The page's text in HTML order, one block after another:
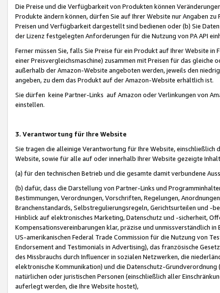
Die Preise und die Verfügbarkeit von Produkten können
Produkte ändern können, dürfen Sie auf Ihrer Website nur Angaben
Preisen und Verfügbarkeit dargestellt sind bedienen oder (b) Sie
der Lizenz festgelegten Anforderungen für die Nutzung von PA API
Ferner müssen Sie, falls Sie Preise für ein Produkt auf Ihrer Website
einer Preisvergleichsmaschine) zusammen mit Preisen für das
außerhalb der Amazon-Website angeboten werden, jeweils den
angeben, zu dem das Produkt auf der Amazon-Website erhältlich ist.
Sie dürfen keine Partner-Links auf Amazon oder Verlinkungen von
einstellen.
3. Verantwortung für Ihre Website
Sie tragen die alleinige Verantwortung für Ihre Website,
Website, sowie für alle auf oder innerhalb Ihrer Website gezeigte
(a) für den technischen Betrieb und die gesamte damit verbundene
(b) dafür, dass die Darstellung von Partner-Links und
Bestimmungen, Verordnungen, Vorschriften, Regelungen,
Branchenstandards, Selbstregulierungsregeln, Gerichtsurteilen und -
Hinblick auf elektronisches Marketing, Datenschutz und -sicherheit,
Kompensationsvereinbarungen klar, präzise und unmissverständlich
US-amerikanischen Federal Trade Commission für die Nutzung von
Endorsement and Testimonials in Advertising), das französische
des Missbrauchs durch Influencer in sozialen Netzwerken, die
elektronische Kommunikation) und die Datenschutz-
natürlichen oder juristischen Personen (einschließlich aller
auferlegt werden, die Ihre Website hostet),